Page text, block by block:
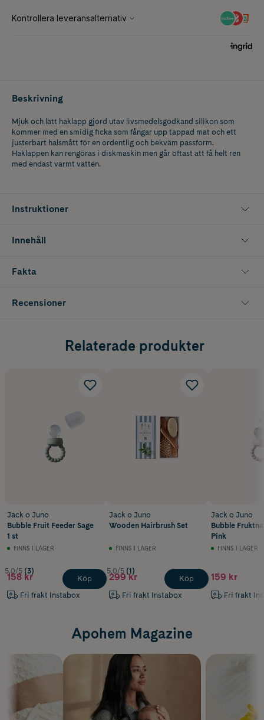
Beskrivning
Mjuk och lätt haklapp gjord utav livsmedelsgodkänd silikon som
kommer med en smidig ficka som fångar upp tappad mat och ett
justerbart halsmått för en ordentlig och bekväm passform.
Haklappen kan rengöras i diskmaskin men går oftast att få helt ren
med endast varmt vatten.
Instruktioner
Innehåll
Fakta
Recensioner
Relaterade produkter
Jack o Juno
Bubble Fruit Feeder Sage
1 st
FINNS I LAGER
5.0/5 (3)
158 kr
Fri frakt Instabox
Köp
Jack o Juno
Wooden Hairbrush Set
FINNS I LAGER
5.0/5 (1)
299 kr
Fri frakt Instabox
Köp
Jack o Juno
Bubble
Pink
FINNS I LAGER
159 kr
Fri frakt
Apohem Magazine